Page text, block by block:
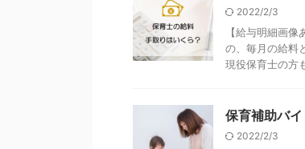
2022/2/3
【給与明細画
の、毎月の給料
現役保育士の方
保育補助バ
2022/2/3